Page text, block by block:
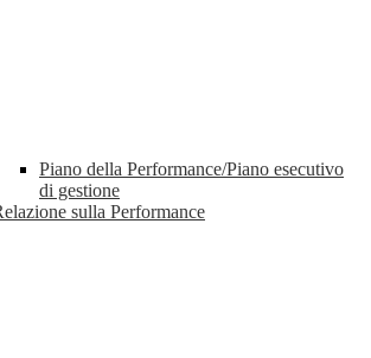
Piano della Performance/Piano esecutivo
di gestione
sulla Performance